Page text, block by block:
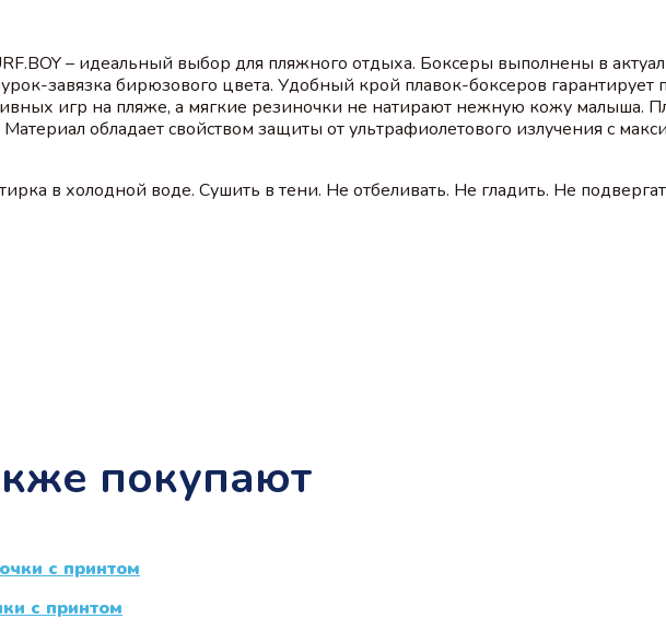
– идеальный выбор для пляжного отдыха. Боксеры выполнены в
завязка бирюзового цвета. Удобный крой плавок-боксеров
игр на пляже, а мягкие резиночки не натирают нежную кожу малыша.
обладает свойством защиты от ультрафиолетового излучения с
в холодной воде. Сушить в тени. Не отбеливать. Не гладить. Не
покупают
с принтом